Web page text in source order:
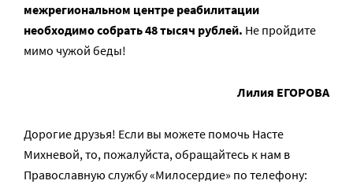
межрегиональном центре реабилитации
необходимо собрать 48 тысяч рублей. Не пройдите
мимо чужой беды!
Лилия ЕГОРОВА
Дорогие друзья! Если вы можете помочь Насте
Михневой, то, пожалуйста, обращайтесь к нам в
Православную службу «Милосердие» по телефону: